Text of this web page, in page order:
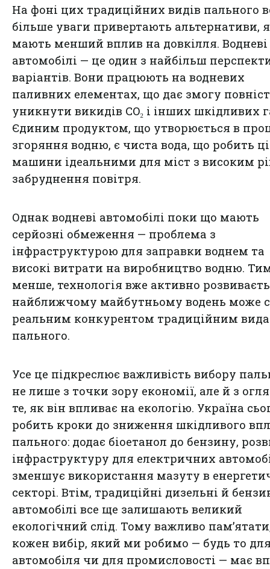
На фоні цих традиційних видів пального
більше уваги привертають альтернативи,
мають менший вплив на довкілля. Водневі
автомобілі — це один з найбільш
варіантів. Вони працюють на водневих
паливних елементах, що дає змогу
уникнути викидів CO₂ і інших шкідливих
Єдиним продуктом, що утворюється в
згоряння водню, є чиста вода, що робить ці
машини ідеальними для міст з високим
забруднення повітря.
Однак водневі автомобілі поки що мають
серйозні обмеження — проблема з
інфраструктурою для заправки воднем та
високі витрати на виробництво водню.
менше, технологія вже активно
найближчому майбутньому водень може
реальним конкурентом традиційним
пального.
Усе це підкреслює важливість вибору
не лише з точки зору економії, але й з
те, як він впливає на екологію. Україна
робить кроки до зниження шкідливого
пального: додає біоетанол до бензину,
інфраструктуру для електричних
зменшує використання мазуту в
секторі. Втім, традиційні дизельні й
автомобілі все ще залишають великий
екологічний слід. Тому важливо
кожен вибір, який ми робимо — будь то
автомобіля чи для промисловості — має